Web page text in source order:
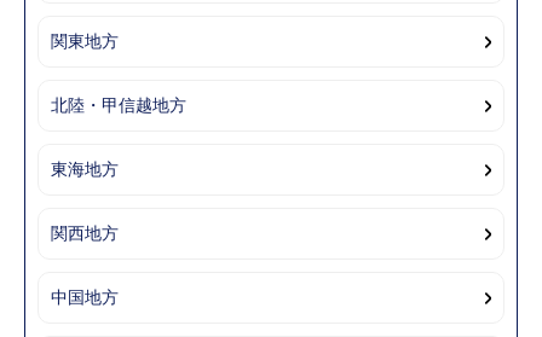
関東地方
北陸・甲信越地方
東海地方
関西地方
中国地方